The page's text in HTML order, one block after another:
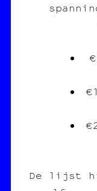
De lijst